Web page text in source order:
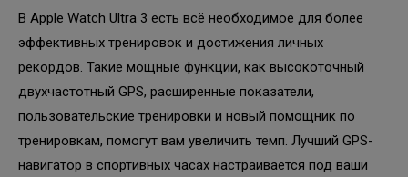
В Apple Watch Ultra 3 есть всё необходимое для более
эффективных тренировок и достижения личных
рекордов. Такие мощные функции, как высокоточный
двухчастотный GPS, расширенные показатели,
пользовательские тренировки и новый помощник по
тренировкам, помогут вам увеличить темп. Лучший GPS-
навигатор в спортивных часах настраивается под ваши